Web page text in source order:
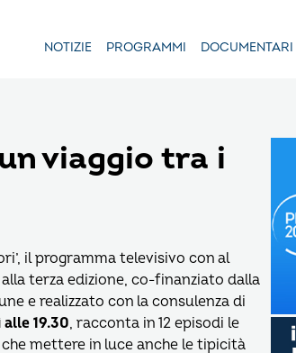
NOTIZIE PROGRAMMI DOCUMENTARI
viaggio tra i
il programma televisivo con al
terza edizione, co-finanziato dalla
e realizzato con la consulenza di
19.30, racconta in 12 episodi le
mettere in luce anche le tipicità